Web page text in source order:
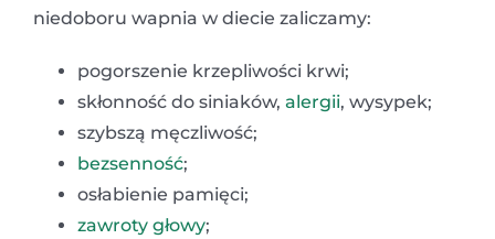
niedoboru wapnia w diecie zaliczamy:
pogorszenie krzepliwości krwi;
skłonność do siniaków, alergii, wysypek;
szybszą męczliwość;
bezsenność;
osłabienie pamięci;
zawroty głowy;